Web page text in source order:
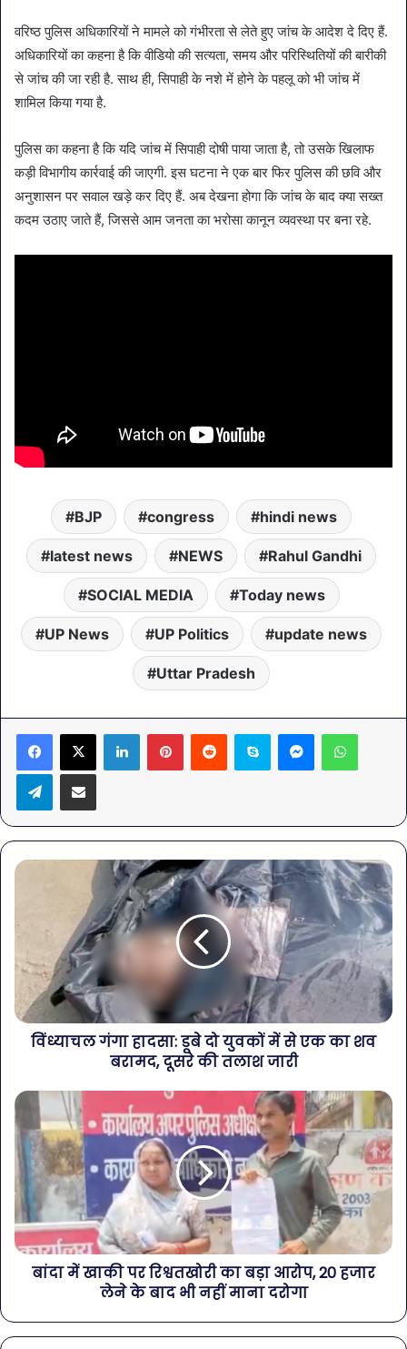
वरिष्ठ पुलिस अधिकारियों ने मामले को गंभीरता से लेते हुए जांच के आदेश दे दिए हैं.
अधिकारियों का कहना है कि वीडियो की सत्यता, समय और परिस्थितियों की बारीकी
से जांच की जा रही है. साथ ही, सिपाही के नशे में होने के पहलू को भी जांच में
शामिल किया गया है.
पुलिस का कहना है कि यदि जांच में सिपाही दोषी पाया जाता है, तो उसके खिलाफ
कड़ी विभागीय कार्रवाई की जाएगी. इस घटना ने एक बार फिर पुलिस की छवि और
अनुशासन पर सवाल खड़े कर दिए हैं. अब देखना होगा कि जांच के बाद क्या सख्त
कदम उठाए जाते हैं, जिससे आम जनता का भरोसा कानून व्यवस्था पर बना रहे.
BJP congress hindi news
latest news NEWS Rahul Gandhi
SOCIAL MEDIA Today news
UP News UP Politics update news
Uttar Pradesh
LinkedInPinterestReddit Skype Messenger
TelegramShare via Email
विंध्याचल गंगा हादसा: डूबे दो युवकों में से एक का शव
बरामद, दूसरे की तलाश जारी
बांदा में खाकी पर रिश्वतखोरी का बड़ा आरोप, 20 हजार
लेने के बाद भी नहीं माना दरोगा